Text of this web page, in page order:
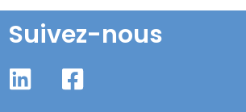
Suivez-nous